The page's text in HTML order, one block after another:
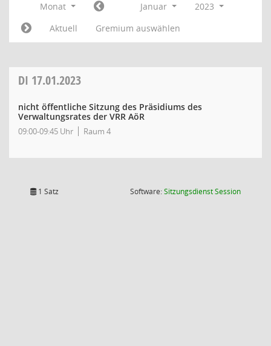
Monat Januar
2023
Aktuell
Gremium auswählen
DI 17.01.2023
nicht öffentliche Sitzung des Präsidiums des
Verwaltungsrates der VRR AöR
09:00-09:45 Uhr Raum 4
1 Satz Software:SitzungsdienstSession(Wird in